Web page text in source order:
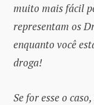
muito mais fácil
representam os
enquanto você
droga!
Se for esse o